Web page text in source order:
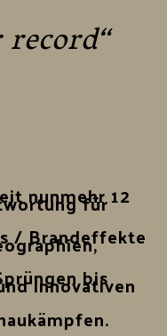
nunmehr 12
für
/ Brandeffekte
bis
innovativen